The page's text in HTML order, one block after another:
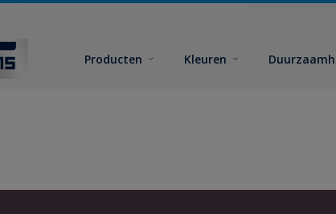
Producten Kleuren